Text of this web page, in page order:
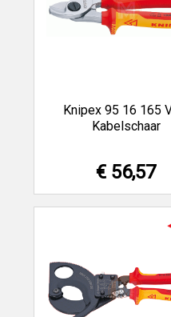
Knipex 95 16 165
Kabelschaar
€ 56,57